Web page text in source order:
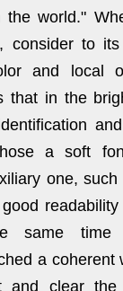
the world."
consider to
and local
that in the
a soft
one,
same
a coherent
and clear the